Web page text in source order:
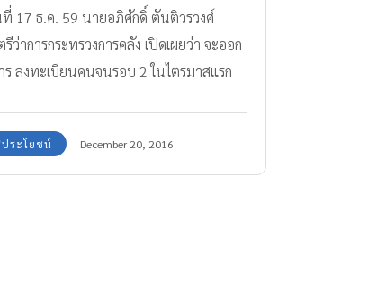
ที่ 17 ธ.ค. 59 นายอภิศักดิ์ ตันติวรวงศ์
ว่าการกระทรวงการคลัง เปิดเผยว่า จะออก
ร ลงทะเบียนคนจนรอบ 2 ในไตรมาสแรก
น้าจะมีการปรับการแจกเงิน
ระโยชน์ December 20, 2016